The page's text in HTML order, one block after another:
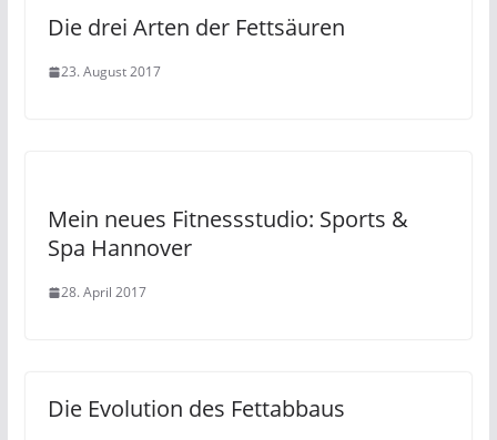
Die drei Arten der Fettsäuren
23. August 2017
Mein neues Fitnessstudio: Sports &
Spa Hannover
28. April 2017
Die Evolution des Fettabbaus